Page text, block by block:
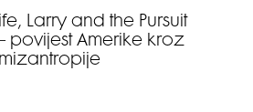
Larry and the Pursuit
povijest Amerike kroz